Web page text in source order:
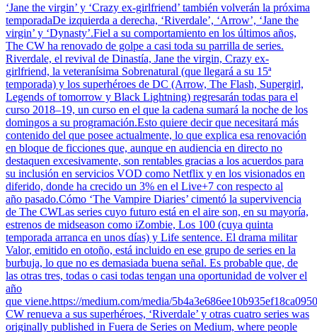
‘Jane the virgin’ y ‘Crazy ex-girlfriend’ también volverán la próxima
temporadaDe izquierda a derecha, ‘Riverdale’, ‘Arrow’, ‘Jane the
virgin’ y ‘Dynasty’.Fiel a su comportamiento en los últimos años,
The CW ha renovado de golpe a casi toda su parrilla de series.
Riverdale, el revival de Dinastía, Jane the virgin, Crazy ex-
girlfriend, la veteranísima Sobrenatural (que llegará a su 15ª
temporada) y los superhéroes de DC (Arrow, The Flash, Supergirl,
Legends of tomorrow y Black Lightning) regresarán todas para el
curso 2018–19, un curso en el que la cadena sumará la noche de los
domingos a su programación.Esto quiere decir que necesitará más
contenido del que posee actualmente, lo que explica esa renovación
en bloque de ficciones que, aunque en audiencia en directo no
destaquen excesivamente, son rentables gracias a los acuerdos para
su inclusión en servicios VOD como Netflix y en los visionados en
diferido, donde ha crecido un 3% en el Live+7 con respecto al
año pasado.Cómo ‘The Vampire Diaries’ cimentó la supervivencia
de The CWLas series cuyo futuro está en el aire son, en su mayoría,
estrenos de midseason como iZombie, Los 100 (cuya quinta
temporada arranca en unos días) y Life sentence. El drama militar
Valor, emitido en otoño, está incluido en ese grupo de series en la
burbuja, lo que no es demasiada buena señal. Es probable que, de
las otras tres, todas o casi todas tengan una oportunidad de volver el
año
que viene.https://medium.com/media/
CW renueva a sus superhéroes, ‘Riverdale’ y otras cuatro series was
originally published in Fuera de Series on Medium, where people